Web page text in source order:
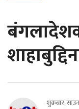
शुक्रबार,